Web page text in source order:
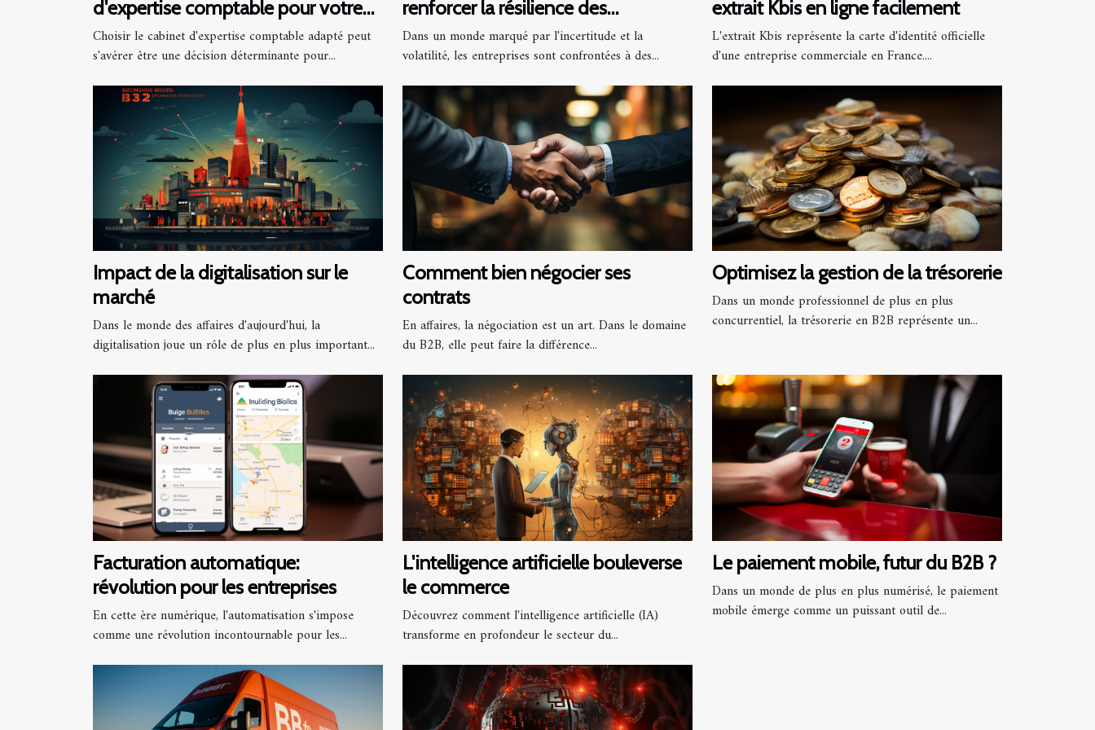
d'expertise comptable pour votre
entreprise
Choisir le cabinet d'expertise comptable adapté peut
s'avérer être une décision déterminante pour...
renforcer la résilience des
entreprises en période de crise
Dans un monde marqué par l'incertitude et la
volatilité, les entreprises sont confrontées à des...
extrait Kbis en ligne facilement
L'extrait Kbis représente la carte d'identité officielle
d'une entreprise commerciale en France....
Impact de la digitalisation sur le
marché
Dans le monde des affaires d'aujourd'hui, la
digitalisation joue un rôle de plus en plus important...
Comment bien négocier ses
contrats
En affaires, la négociation est un art. Dans le domaine
du B2B, elle peut faire la différence...
Optimisez la gestion de la trésorerie
Dans un monde professionnel de plus en plus
concurrentiel, la trésorerie en B2B représente un...
Facturation automatique:
révolution pour les entreprises
En cette ère numérique, l'automatisation s'impose
comme une révolution incontournable pour les...
L'intelligence artificielle bouleverse
le commerce
Découvrez comment l'intelligence artificielle (IA)
transforme en profondeur le secteur du...
Le paiement mobile, futur du B2B ?
Dans un monde de plus en plus numérisé, le paiement
mobile émerge comme un puissant outil de...